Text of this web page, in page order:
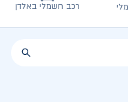
רכב חשמלי באלדן